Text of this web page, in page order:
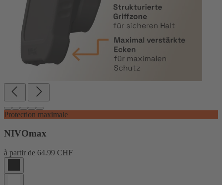
Protection maximale
NIVOmax
à partir de 64.99 CHF